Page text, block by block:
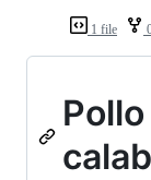
1 file